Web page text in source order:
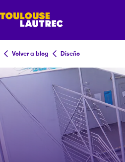
Volver a blog Diseño